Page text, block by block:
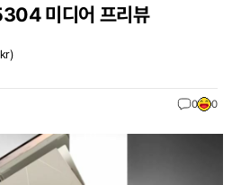
미디어 프리뷰
)
0 0